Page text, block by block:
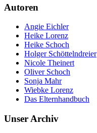
Autoren
Angie Eichler
Heike Lorenz
Heike Schoch
Holger Schöttelndreier
Nicole Theinert
Oliver Schoch
Sonja Mahr
Wiebke Lorenz
Das Elternhandbuch
Unser Archiv